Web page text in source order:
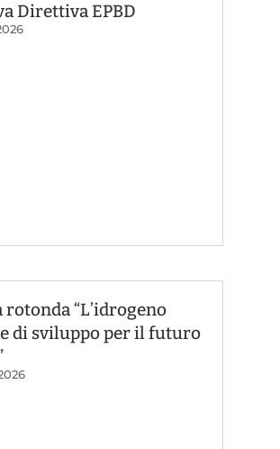
Direttiva EPBD
rotonda “L’idrogeno
di sviluppo per il futuro